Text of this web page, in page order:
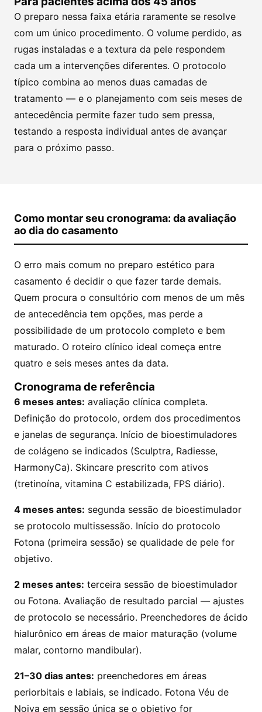
O preparo nessa faixa etária raramente se resolve
com um único procedimento. O volume perdido, as
rugas instaladas e a textura da pele respondem
cada um a intervenções diferentes. O protocolo
típico combina ao menos duas camadas de
tratamento — e o planejamento com seis meses de
antecedência permite fazer tudo sem pressa,
testando a resposta individual antes de avançar
para o próximo passo.
Como montar seu cronograma: da avaliação
ao dia do casamento
O erro mais comum no preparo estético para
casamento é decidir o que fazer tarde demais.
Quem procura o consultório com menos de um mês
de antecedência tem opções, mas perde a
possibilidade de um protocolo completo e bem
maturado. O roteiro clínico ideal começa entre
quatro e seis meses antes da data.
Cronograma de referência
6 meses antes: avaliação clínica completa.
Definição do protocolo, ordem dos procedimentos
e janelas de segurança. Início de bioestimuladores
de colágeno se indicados (Sculptra, Radiesse,
HarmonyCa). Skincare prescrito com ativos
(tretinoína, vitamina C estabilizada, FPS diário).
4 meses antes: segunda sessão de bioestimulador
se protocolo multissessão. Início do protocolo
Fotona (primeira sessão) se qualidade de pele for
objetivo.
2 meses antes: terceira sessão de bioestimulador
ou Fotona. Avaliação de resultado parcial — ajustes
de protocolo se necessário. Preenchedores de ácido
hialurônico em áreas de maior maturação (volume
malar, contorno mandibular).
21–30 dias antes: preenchedores em áreas
periorbitais e labiais, se indicado. Fotona Véu de
Noiva em sessão única se o objetivo for